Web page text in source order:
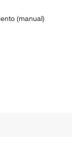
(manual)